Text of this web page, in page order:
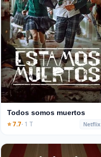
Todos somos muertos
⭐ 7.7· 1 T Netflix